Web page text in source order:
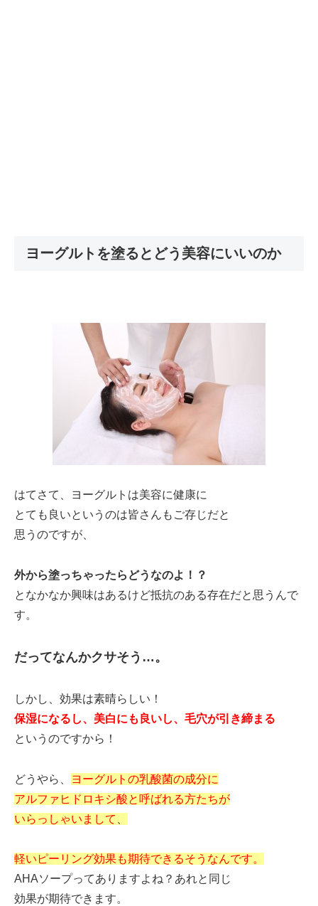
ヨーグルトを塗るとどう美容にいいのか
はてさて、ヨーグルトは美容に健康に
とても良いというのは皆さんもご存じだと
思うのですが、
外から塗っちゃったらどうなのよ！？
となかなか興味はあるけど抵抗のある存在だと思うんで
す。
だってなんかクサそう…。
しかし、効果は素晴らしい！
保湿になるし、美白にも良いし、毛穴が引き締まる
というのですから！
どうやら、
ヨーグルトの乳酸菌の成分に
アルファヒドロキシ酸と呼ばれる方たちが
いらっしゃいまして
軽いピーリング効果も期待できるそうなんです。
AHAソープってありますよね？あれと同じ
効果が期待できます。